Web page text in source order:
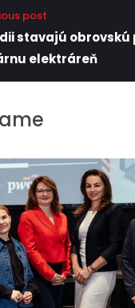
post
stavajú
elektráreň